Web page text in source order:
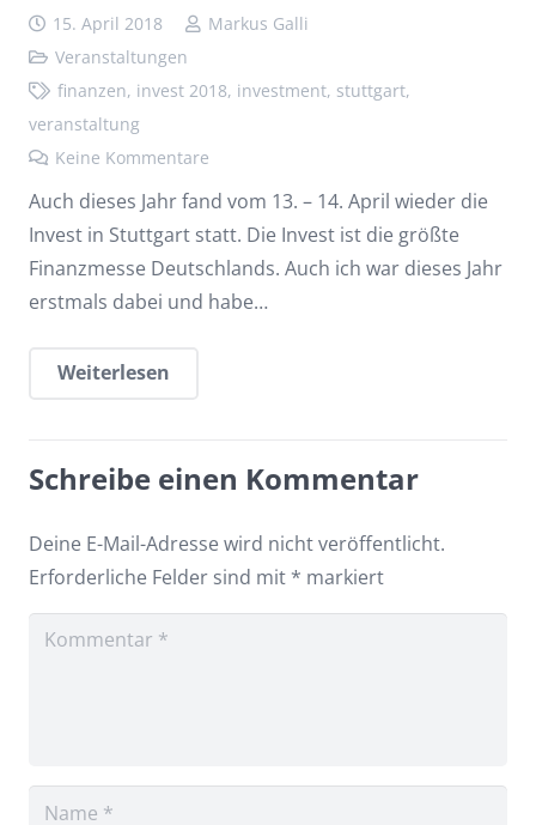
15. April 2018
Markus Galli
Veranstaltungen
finanzen, invest 2018, investment, stuttgart,
veranstaltung
Keine Kommentare
Auch dieses Jahr fand vom 13. – 14. April wieder die
Invest in Stuttgart statt. Die Invest ist die größte
Finanzmesse Deutschlands. Auch ich war dieses Jahr
erstmals dabei und habe…
Weiterlesen
Schreibe einen Kommentar
Deine E-Mail-Adresse wird nicht veröffentlicht.
Erforderliche Felder sind mit * markiert